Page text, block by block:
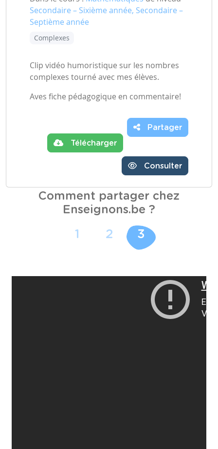
Secondaire – Sixième année, Secondaire –
Septième année
Complexes
Clip vidéo humoristique sur les nombres
complexes tourné avec mes élèves.
Aves fiche pédagogique en commentaire!
Télécharger
Partager
Consulter
Comment partager chez
Enseignons.be ?
1 2 3